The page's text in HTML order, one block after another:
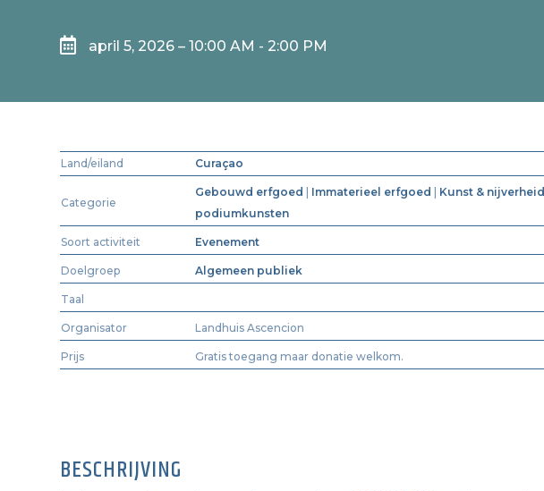
 april 5, 2026 – 10:00 AM - 2:00 PM
Land/eiland Curaçao
Categorie
Gebouwd erfgoed Immaterieel erfgoed Kunst & nijverheid
podiumkunsten
Soort activiteit Evenement
Doelgroep Algemeen publiek
Taal
Organisator Landhuis Ascencion
Prijs Gratis toegang maar donatie welkom.
BESCHRIJVING